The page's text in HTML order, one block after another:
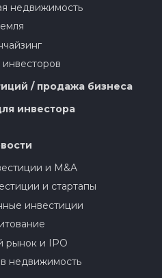
недвижимость
/ продажа бизнеса
инвестора
и M&A
и стартапы
инвестиции
рынок и IPO
недвижимость